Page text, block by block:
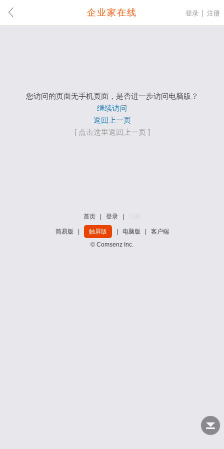
企业家在线 登录 注册
您访问的页面无手机页面，是否进一步访问电脑版？
继续访问
返回上一页
[ 点击这里返回上一页 ]
首页 登录
简易版 触屏版 电脑版
客户端
© Comsenz Inc.